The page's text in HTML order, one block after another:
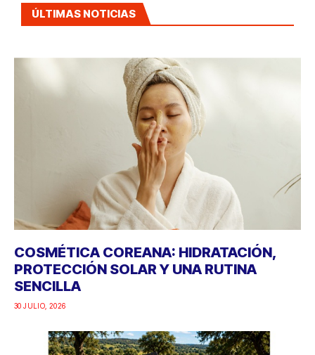
ÚLTIMAS NOTICIAS
COSMÉTICA COREANA: HIDRATACIÓN,
PROTECCIÓN SOLAR Y UNA RUTINA
SENCILLA
30 JULIO, 2026